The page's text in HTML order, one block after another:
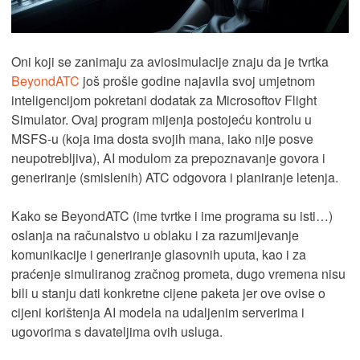
Oni koji se zanimaju za aviosimulacije znaju da je tvrtka
BeyondATC još prošle godine najavila svoj umjetnom
inteligencijom pokretani dodatak za Microsoftov Flight
Simulator. Ovaj program mijenja postojeću kontrolu u
MSFS-u (koja ima dosta svojih mana, iako nije posve
neupotrebljiva), AI modulom za prepoznavanje govora i
generiranje (smislenih) ATC odgovora i planiranje letenja.
Kako se BeyondATC (ime tvrtke i ime programa su isti…)
oslanja na računalstvo u oblaku i za razumijevanje
komunikacije i generiranje glasovnih uputa, kao i za
praćenje simuliranog zračnog prometa, dugo vremena nisu
bili u stanju dati konkretne cijene paketa jer ove ovise o
cijeni korištenja AI modela na udaljenim serverima i
ugovorima s davateljima ovih usluga.